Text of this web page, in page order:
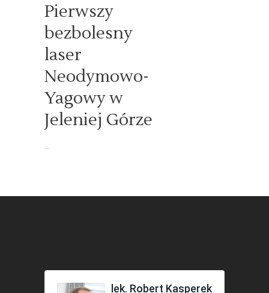
Pierwszy
bezbolesny
laser
Neodymowo-
Yagowy w
Jeleniej Górze